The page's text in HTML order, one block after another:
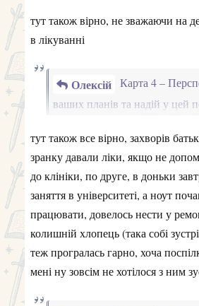
Паж мечів
виключено, що якісь справи
можливо доведеться щось
рішення, розмірковувати як
працювати, довелось нести у
колишній хлопець (така собі
теж програлась гарно, хоча
мені ну зовсім не хотілося з ним
Олексій
поведінки, як найкраще
3 пентаклів
переймати досвід та вчитись
порадою скористалась, дякую,
залежне.
Олексій, дякую за співпрацю,
розумію, що всі пункти
Тут хотілось би вставити смайл,